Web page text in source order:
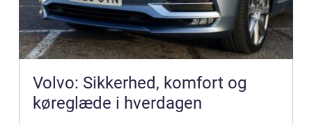
Volvo: Sikkerhed, komfort og
køreglæde i hverdagen